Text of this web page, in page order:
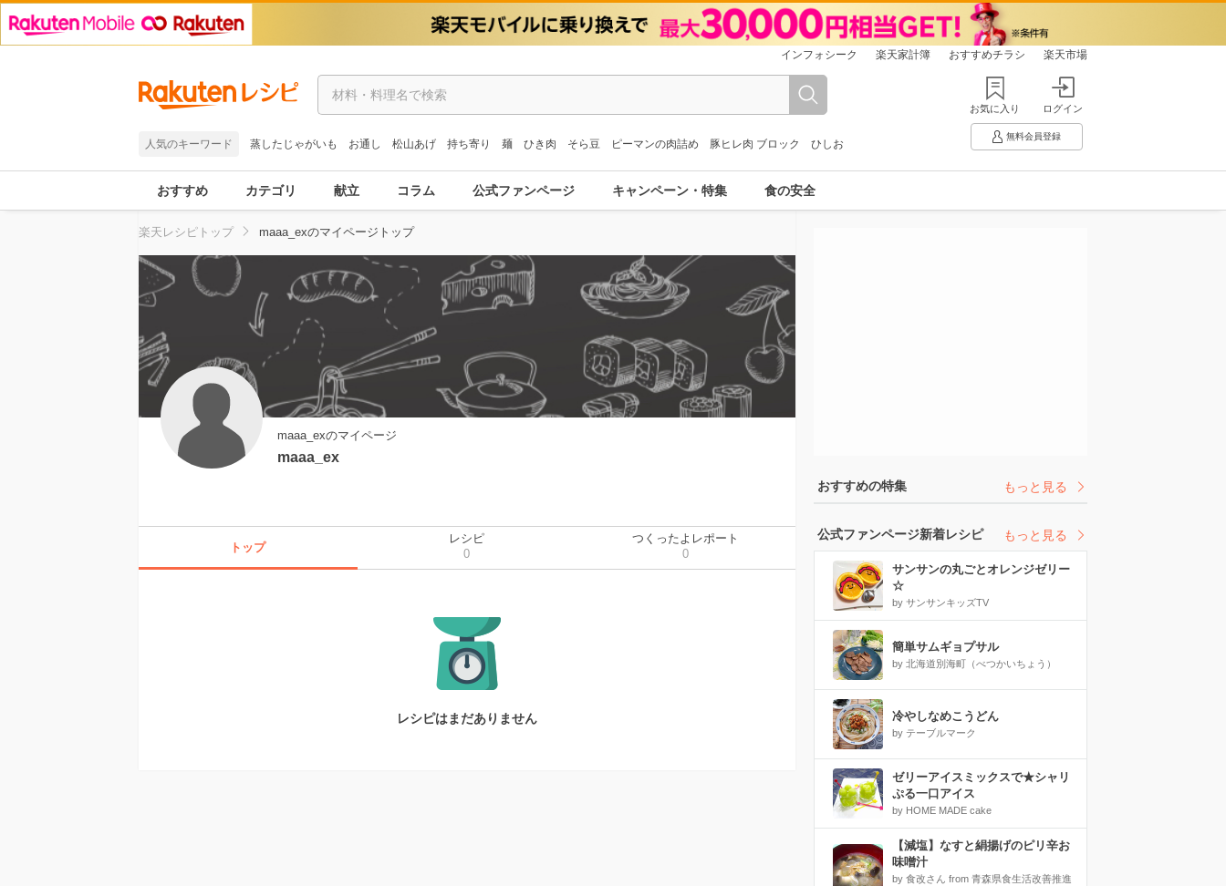
インフォシーク 楽天家計簿 おすすめチラシ 楽天市場
人気のキーワード 蒸したじゃがいも お通し 松山あげ 持ち寄り 麺 ひき肉 そら豆 ピーマンの肉詰め 豚ヒレ肉 ブロック ひしお
お気に入り ログイン
無料会員登録
おすすめ カテゴリ 献立 コラム 公式ファンページ キャンペーン・特集 食の安全
楽天レシピトップ maaa_exのマイページトップ
maaa_exのマイページ
maaa_ex
トップ
レシピ
0
つくったよレポート
0
レシピはまだありません
おすすめの特集 もっと見る
公式ファンページ新着レシピ もっと見る
サンサンの丸ごとオレンジゼリー
☆
by サンサンキッズTV
簡単サムギョプサル
by 北海道別海町（べつかいちょう）
冷やしなめこうどん
by テーブルマーク
ゼリーアイスミックスで★シャリ
ぷる一口アイス
by HOME MADE cake
【減塩】なすと絹揚げのピリ辛お
味噌汁
by 食改さん from 青森県食生活改善推進